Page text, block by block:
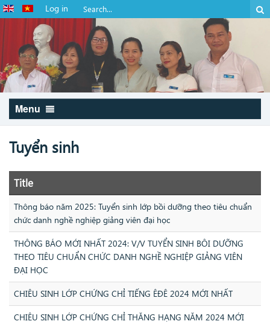
Log in
Menu
Tuyển sinh
Title
Thông báo năm 2025: Tuyển sinh lớp bồi dưỡng theo tiêu chuẩn
chức danh nghề nghiệp giảng viên đại học
THÔNG BÁO MỚI NHẤT 2024: V/V TUYỂN SINH BÔI DƯỠNG
THEO TIÊU CHUẨN CHỨC DANH NGHỀ NGHIỆP GIẢNG VIÊN
ĐẠI HỌC
CHIÊU SINH LỚP CHỨNG CHỈ TIẾNG ÊĐÊ 2024 MỚI NHẤT
CHIÊU SINH LỚP CHỨNG CHỈ THĂNG HẠNG NĂM 2024 MỚI